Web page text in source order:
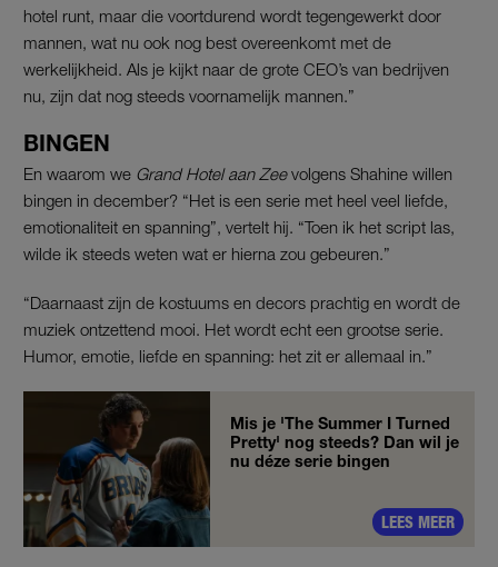
hotel runt, maar die voortdurend wordt tegengewerkt door
mannen, wat nu ook nog best overeenkomt met de
werkelijkheid. Als je kijkt naar de grote CEO’s van bedrijven
nu, zijn dat nog steeds voornamelijk mannen.”
BINGEN
En waarom we Grand Hotel aan Zeevolgens Shahine willen
bingen in december? “Het is een serie met heel veel liefde,
emotionaliteit en spanning”, vertelt hij. “Toen ik het script las,
wilde ik steeds weten wat er hierna zou gebeuren.”
“Daarnaast zijn de kostuums en decors prachtig en wordt de
muziek ontzettend mooi. Het wordt echt een grootse serie.
Humor, emotie, liefde en spanning: het zit er allemaal in.”
Mis je 'The Summer I Turned
Pretty' nog steeds? Dan wil je
nu déze serie bingen
LEES MEER